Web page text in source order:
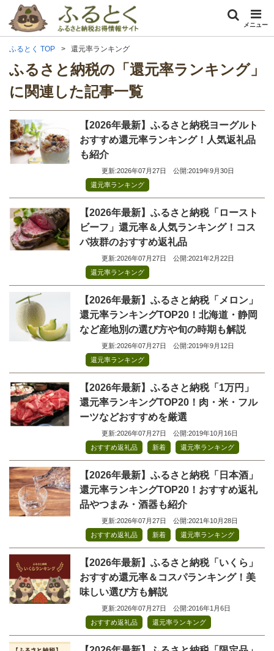
メニュー
ふるとく TOP 還元率ランキング
ふるさと納税の「還元率ランキング」
に関連した記事一覧
【2026年最新】ふるさと納税ヨーグルト
おすすめ還元率ランキング！人気返礼品
も紹介
更新:2026年07月27日
公開:2019年9月30日
還元率ランキング
【2026年最新】ふるさと納税「ロースト
ビーフ」還元率＆人気ランキング！コス
パ抜群のおすすめ返礼品
更新:2026年07月27日
公開:2021年2月22日
還元率ランキング
【2026年最新】ふるさと納税「メロン」
還元率ランキングTOP20！北海道・静岡
など産地別の選び方や旬の時期も解説
更新:2026年07月27日
公開:2019年9月12日
還元率ランキング
【2026年最新】ふるさと納税「1万円」
還元率ランキングTOP20！肉・米・フル
ーツなどおすすめを厳選
更新:2026年07月27日
公開:2019年10月16日
おすすめ返礼品
新着 還元率ランキング
【2026年最新】ふるさと納税「日本酒」
還元率ランキングTOP20！おすすめ返礼
品やつまみ・酒器も紹介
更新:2026年07月27日
公開:2021年10月28日
おすすめ返礼品
新着 還元率ランキング
【2026年最新】ふるさと納税「いくら」
おすすめ還元率＆コスパランキング！美
味しい選び方も解説
更新:2026年07月27日
公開:2016年1月6日
おすすめ返礼品
還元率ランキング